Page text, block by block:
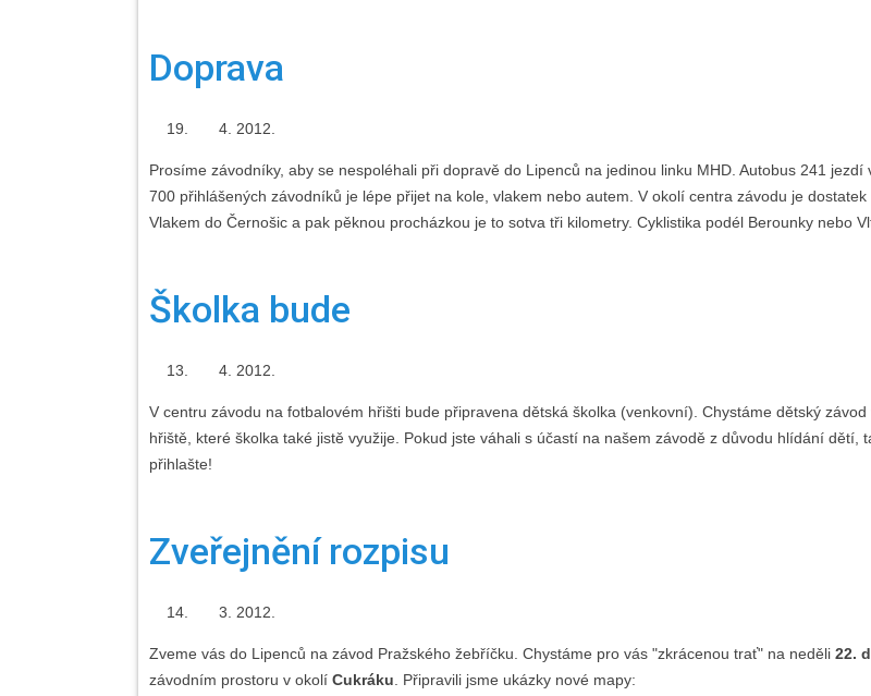
Doprava
2012.
Prosíme závodníky, aby se nespoléhali při dopravě do Lipenců na jedinou linku MHD. Autobus 241
700 přihlášených závodníků je lépe přijet na kole, vlakem nebo autem. V okolí centra závodu je
Vlakem do Černošic a pak pěknou procházkou je to sotva tři kilometry. Cyklistika podél Berounky nebo
Školka bude
2012.
V centru závodu na fotbalovém hřišti bude připravena dětská školka (venkovní). Chystáme dětský
hřiště, které školka také jistě využije. Pokud jste váhali s účastí na našem závodě z důvodu hlídání dětí,
přihlašte!
Zveřejnění rozpisu
2012.
Zveme vás do Lipenců na závod Pražského žebříčku. Chystáme pro vás "zkrácenou trať" na neděli 22.
závodním prostoru v okolí Cukráku . Připravili jsme ukázky nové mapy: